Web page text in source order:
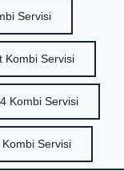
Servisi
Kombi Servisi
Kombi Servisi
Kombi Servisi